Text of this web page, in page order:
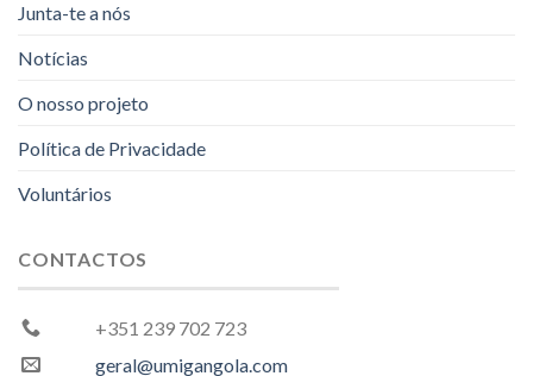
Junta-te a nós
Notícias
O nosso projeto
Política de Privacidade
Voluntários
CONTACTOS
+351 239 702 723
geral@umigangola.com